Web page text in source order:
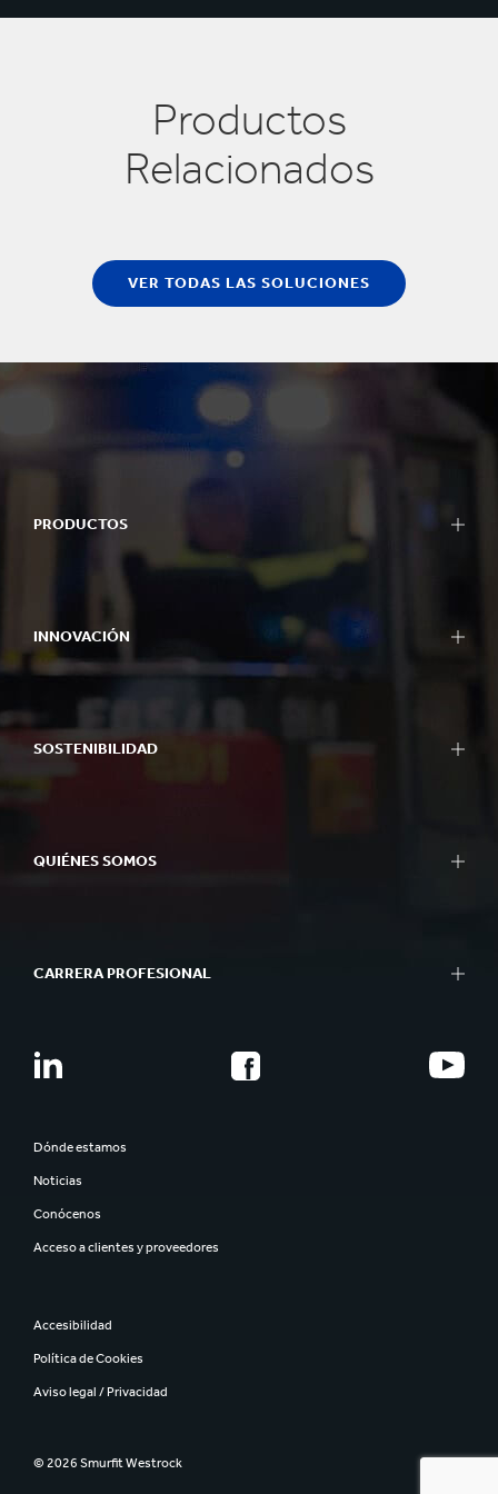
Productos
Relacionados
VER TODAS LAS SOLUCIONES
PRODUCTOS
INNOVACIÓN
SOSTENIBILIDAD
QUIÉNES SOMOS
CARRERA PROFESIONAL
Dónde estamos
Noticias
Conócenos
Acceso a clientes y proveedores
Accesibilidad
Política de Cookies
Aviso legal / Privacidad
© 2026 Smurfit Westrock